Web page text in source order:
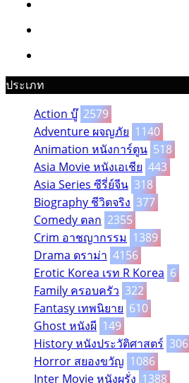
ประเภท
Action บู๊ 2579
Adventure ผจญภัย 1140
Animation หนังการ์ตูน 518
Asia Movie หนังเอเชีย 443
Asia Series ซีรี่ย์จีน 318
Biography ชีวิตจริง 377
Comedy ตลก 2355
Crim อาชญากรรม 1389
Drama ดราม่า 4156
Erotic Korea เรท R Korea 6
Family ครอบครัว 322
Fantasy เทพนิยาย 610
Ghost หนังผี 149
History หนังประวัติศาสตร์ 306
Horror สยองขวัญ 1086
Inter Movie หนังผรั่ง 1388